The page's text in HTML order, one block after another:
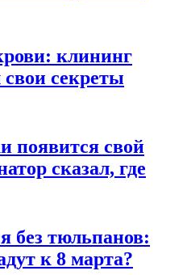
клининг
секреты
появится свой
сказал, где
без тюльпанов:
к 8 марта?